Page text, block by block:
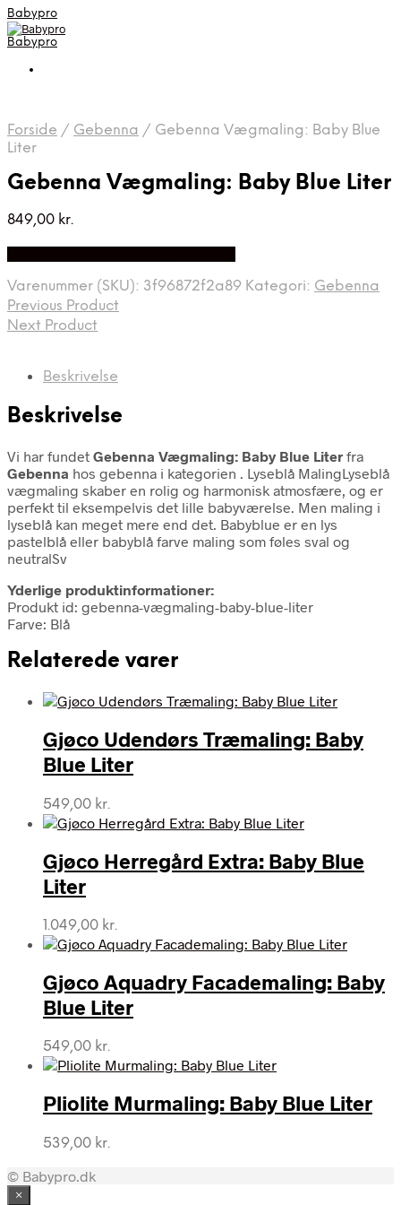
Babypro
Babypro
Forside / Gebenna / Gebenna Vægmaling: Baby Blue
Liter
Gebenna Vægmaling: Baby Blue Liter
849,00 kr.
Varenummer (SKU): 3f96872f2a89 Kategori: Gebenna
Previous Product
Next Product
Beskrivelse
Beskrivelse
Vi har fundet Gebenna Vægmaling: Baby Blue Liter fra
Gebenna hos gebenna i kategorien . Lyseblå MalingLyseblå
vægmaling skaber en rolig og harmonisk atmosfære, og er
perfekt til eksempelvis det lille babyværelse. Men maling i
lyseblå kan meget mere end det. Babyblue er en lys
pastelblå eller babyblå farve maling som føles sval og
neutralSv
Yderlige produktinformationer:
Produkt id: gebenna-vægmaling-baby-blue-liter
Farve: Blå
Relaterede varer
Gjøco Udendørs Træmaling: Baby
Blue Liter
549,00 kr.
Gjøco Herregård Extra: Baby Blue
Liter
1.049,00 kr.
Gjøco Aquadry Facademaling: Baby
Blue Liter
549,00 kr.
Pliolite Murmaling: Baby Blue Liter
539,00 kr.
© Babypro.dk
×